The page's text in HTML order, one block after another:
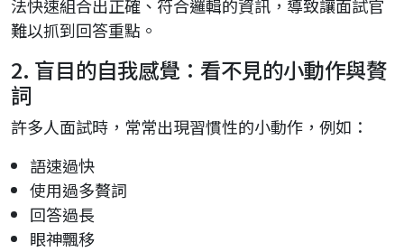
法快速組合出正確、符合邏輯的資訊，導致讓面試官
難以抓到回答重點。
2. 盲目的自我感覺：看不見的小動作與贅
詞
許多人面試時，常常出現習慣性的小動作，例如：
語速過快
使用過多贅詞
回答過長
眼神飄移